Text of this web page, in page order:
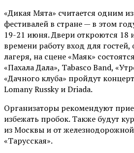
«Дикая Мята» считается одним
фестивалей в стране — в этом
19-21 июня. Двери откроются 18
времени работу вход для
лагеря, на сцене «Маяк»
«Пахала Дала», Tabasco Band,
«Дачного клуба» пройдут
Lomany Russky и Driada.
Организаторы рекомендуют
избежать пробок. Также будут
из Москвы и от
«Тарусская».